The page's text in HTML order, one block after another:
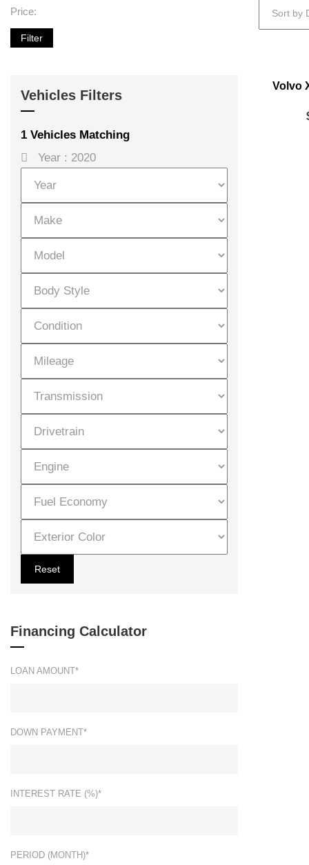
Price:
Filter
Vehicles Filters
1 Vehicles Matching
Year : 2020
Reset
Financing Calculator
LOAN AMOUNT*
DOWN PAYMENT*
INTEREST RATE (%)*
PERIOD (MONTH)*
Volvo